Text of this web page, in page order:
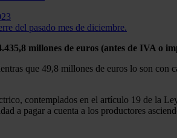
del pasado mes de diciembre.
millones de euros (antes de IVA o
que 49,8 millones de euros lo son con
contemplados en el artículo 19 de la
a pagar a cuenta a los productores